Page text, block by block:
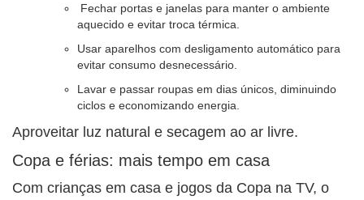
Fechar portas e janelas para manter o ambiente
aquecido e evitar troca térmica.
Usar aparelhos com desligamento automático para
evitar consumo desnecessário.
Lavar e passar roupas em dias únicos, diminuindo
ciclos e economizando energia.
Aproveitar luz natural e secagem ao ar livre.
Copa e férias: mais tempo em casa
Com crianças em casa e jogos da Copa na TV, o